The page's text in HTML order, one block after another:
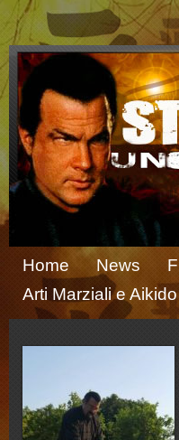
Home News
Arti Marziali e Aikido